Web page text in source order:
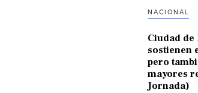
NACIONAL
Ciudad de
sostienen
pero
mayores
Jornada)